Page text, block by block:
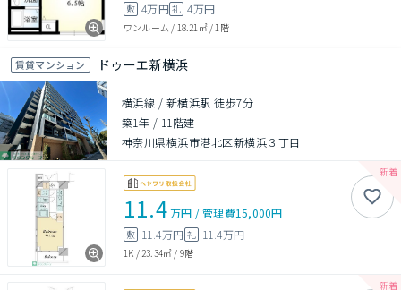
敷 4万円礼 4万円
ワンルーム / 18.21㎡/1階
賃貸マンション ドゥーエ新横浜
横浜線 / 新横浜駅 徒歩7分
築1年 / 11階建
神奈川県横浜市港北区新横浜３丁目
11.4万円 /管理費15,000円
敷 11.4万円 礼 11.4万円
1K /23.34㎡ / 9階